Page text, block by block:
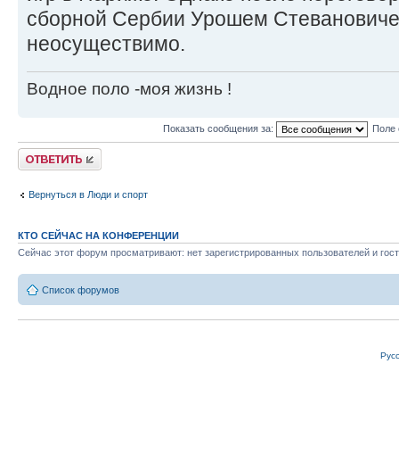
сборной Сербии Урошем
неосуществимо.
Водное поло -моя жизнь !
Показать сообщения за: Поле
Ответить
Вернуться в Люди и спорт
КТО СЕЙЧАС НА КОНФЕРЕНЦИИ
Сейчас этот форум просматривают: нет зарегистрированных пользователей и
Список форумов